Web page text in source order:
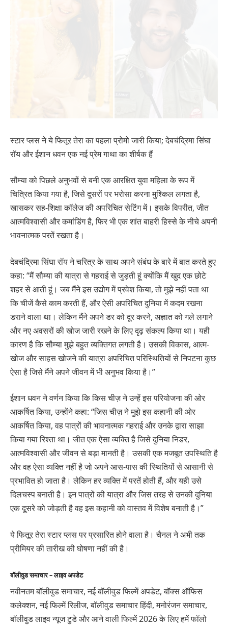
स्टार प्लस ने ये फितूर तेरा का पहला प्रोमो जारी किया; देबचंद्रिमा सिंघा
रॉय और ईशान धवन एक नई प्रेम गाथा का शीर्षक हैं
सौम्या को पिछले अनुभवों से बनी एक आरक्षित युवा महिला के रूप में
चित्रित किया गया है, जिसे दूसरों पर भरोसा करना मुश्किल लगता है,
खासकर सह-शिक्षा कॉलेज की अपरिचित सेटिंग में। इसके विपरीत, जीत
आत्मविश्वासी और कमांडिंग है, फिर भी एक शांत बाहरी हिस्से के नीचे अपनी
भावनात्मक परतें रखता है।
देबचंद्रिमा सिंघा रॉय ने चरित्र के साथ अपने संबंध के बारे में बात करते हुए
कहा: “मैं सौम्या की यात्रा से गहराई से जुड़ती हूं क्योंकि मैं खुद एक छोटे
शहर से आती हूं। जब मैंने इस उद्योग में प्रवेश किया, तो मुझे नहीं पता था
कि चीजें कैसे काम करती हैं, और ऐसी अपरिचित दुनिया में कदम रखना
डराने वाला था। लेकिन मैंने अपने डर को दूर करने, अज्ञात को गले लगाने
और नए अवसरों की खोज जारी रखने के लिए दृढ़ संकल्प किया था। यही
कारण है कि सौम्या मुझे बहुत व्यक्तिगत लगती है। उसकी विकास, आत्म-
खोज और साहस खोजने की यात्रा अपरिचित परिस्थितियों से निपटना कुछ
ऐसा है जिसे मैंने अपने जीवन में भी अनुभव किया है।”
ईशान धवन ने वर्णन किया कि किस चीज़ ने उन्हें इस परियोजना की ओर
आकर्षित किया, उन्होंने कहा: “जिस चीज़ ने मुझे इस कहानी की ओर
आकर्षित किया, वह पात्रों की भावनात्मक गहराई और उनके द्वारा साझा
किया गया रिश्ता था। जीत एक ऐसा व्यक्ति है जिसे दुनिया निडर,
आत्मविश्वासी और जीवन से बड़ा मानती है। उसकी एक मजबूत उपस्थिति है
और वह ऐसा व्यक्ति नहीं है जो अपने आस-पास की स्थितियों से आसानी से
प्रभावित हो जाता है। लेकिन हर व्यक्ति में परतें होती हैं, और यही उसे
दिलचस्प बनाती है। इन पात्रों की यात्रा और जिस तरह से उनकी दुनिया
एक दूसरे को जोड़ती है वह इस कहानी को वास्तव में विशेष बनाती है।”
ये फितूर तेरा स्टार प्लस पर प्रसारित होने वाला है। चैनल ने अभी तक
प्रीमियर की तारीख की घोषणा नहीं की है।
बॉलीवुड समाचार – लाइव अपडेट
नवीनतम बॉलीवुड समाचार, नई बॉलीवुड फिल्में अपडेट, बॉक्स ऑफिस
कलेक्शन, नई फिल्में रिलीज, बॉलीवुड समाचार हिंदी, मनोरंजन समाचार,
बॉलीवुड लाइव न्यूज टुडे और आने वाली फिल्में 2026 के लिए हमें फॉलो